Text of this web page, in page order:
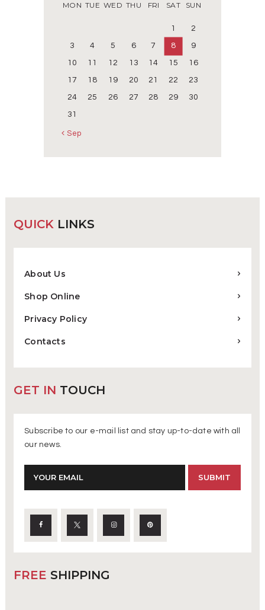
MON TUE WED THU FRI SAT SUN
1 2
3 4 5 6 7 8 9
10 11 12 13 14 15 16
17 18 19 20 21 22 23
24 25 26 27 28 29 30
31
« Sep
QUICK LINKS
About Us
Shop Online
Privacy Policy
Contacts
GET IN TOUCH
Subscribe to our e-mail list and stay up-to-date with all
our news.
FREE SHIPPING